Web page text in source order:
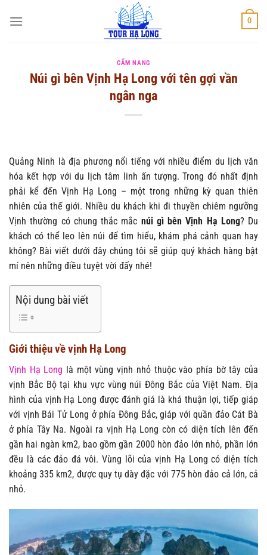
qua
0
CẨM NANG
Núi gì bên Vịnh Hạ Long với tên gợi vần
ngân nga
Quảng Ninh là địa phương nổi tiếng với nhiều điểm du lịch văn
hóa kết hợp với du lịch tâm linh ấn tượng. Trong đó nhất định
phải kể đến Vịnh Hạ Long – một trong những kỳ quan thiên
nhiên của thế giới. Nhiều du khách khi đi thuyền chiêm ngưỡng
Vịnh thường có chung thắc mắc núi gì bên Vịnh Hạ Long? Du
khách có thể leo lên núi để tìm hiểu, khám phá cảnh quan hay
không? Bài viết dưới đây chúng tôi sẽ giúp quý khách hàng bật
mí nên những điều tuyệt vời đấy nhé!
Nội dung bài viết
Giới thiệu về vịnh Hạ Long
Vịnh Hạ Long là một vùng vịnh nhỏ thuộc vào phía bờ tây của
vịnh Bắc Bộ tại khu vực vùng núi Đông Bắc của Việt Nam. Địa
hình của vịnh Hạ Long được đánh giá là khá thuận lợi, tiếp giáp
với vịnh Bái Tử Long ở phía Đông Bắc, giáp với quần đảo Cát Bà
ở phía Tây Na. Ngoài ra vịnh Hạ Long còn có diện tích lên đến
gần hai ngàn km2, bao gồm gần 2000 hòn đảo lớn nhỏ, phần lớn
đều là các đảo đá vôi. Vùng lõi của vịnh Hạ Long có diện tích
khoảng 335 km2, được quy tụ dày đặc với 775 hòn đảo cả lớn, cả
nhỏ.